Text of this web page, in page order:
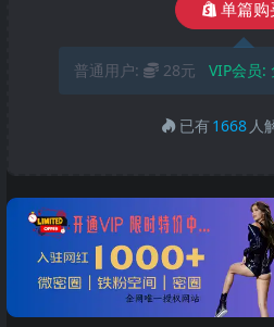
单篇购
普通用户: 28元 VIP会员:
已有1668 人